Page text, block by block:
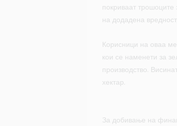
покриваат
на додадена
Корисници на оваа
кои се наменети за
производство.
хектар.
За добивање на